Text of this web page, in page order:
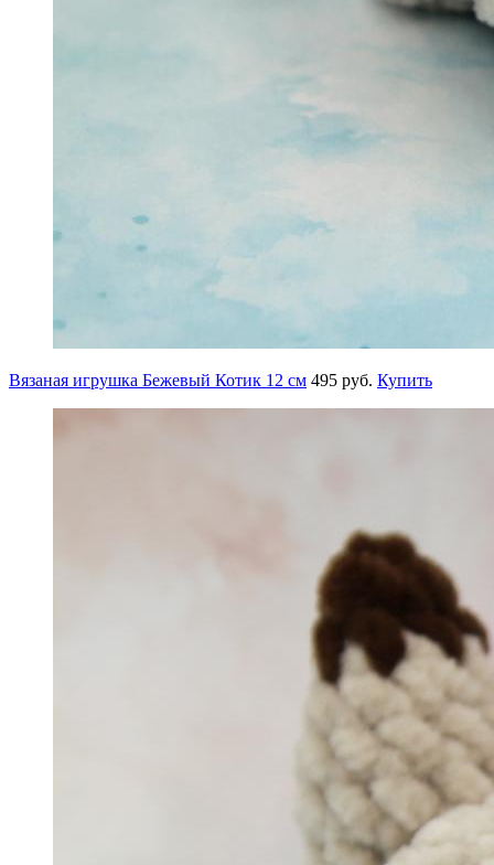
Вязаная игрушка Бежевый Котик 12 см 495 руб. Купить